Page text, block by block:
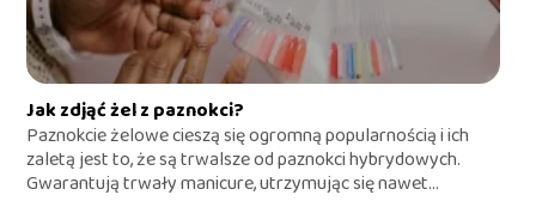
Jak zdjąć żel z paznokci?
Paznokcie żelowe cieszą się ogromną popularnością i ich
zaletą jest to, że są trwalsze od paznokci hybrydowych.
Gwarantują trwały manicure, utrzymując się nawet...